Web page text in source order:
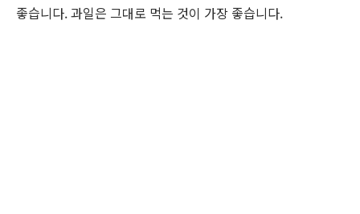
좋습니다. 과일은 그대로 먹는 것이 가장 좋습니다.